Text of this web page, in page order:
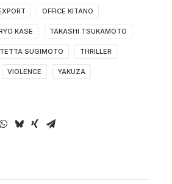
OFFICE KITANO
KASE TAKASHI TSUKAMOTO
TETTA SUGIMOTO THRILLER
VIOLENCE YAKUZA